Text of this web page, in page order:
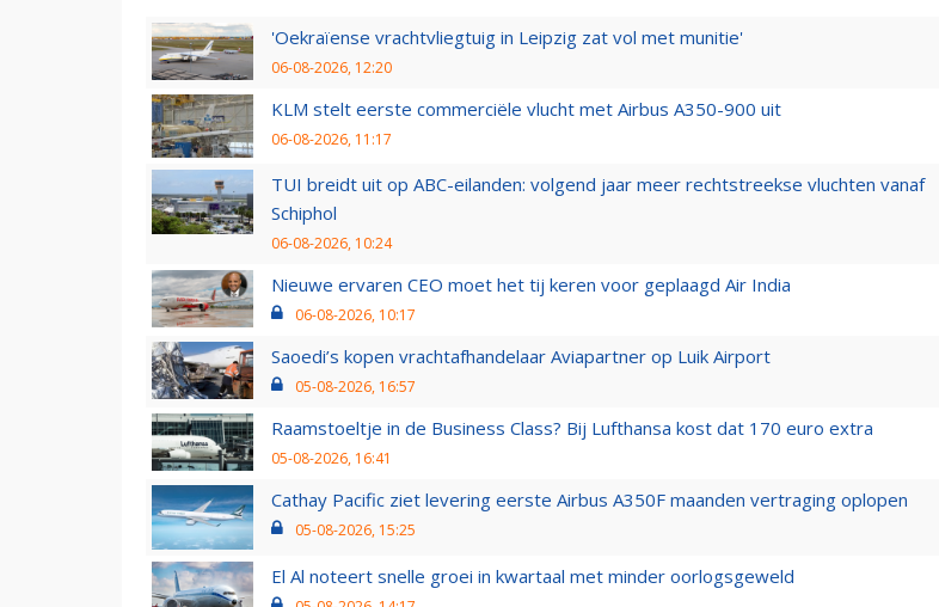
'Oekraïense vrachtvliegtuig in Leipzig zat vol met munitie'
06-08-2026, 12:20
KLM stelt eerste commerciële vlucht met Airbus A350-900 uit
06-08-2026, 11:17
TUI breidt uit op ABC-eilanden: volgend jaar meer rechtstreekse vluchten vanaf
Schiphol
06-08-2026, 10:24
Nieuwe ervaren CEO moet het tij keren voor geplaagd Air India
06-08-2026, 10:17
Saoedi’s kopen vrachtafhandelaar Aviapartner op Luik Airport
05-08-2026, 16:57
Raamstoeltje in de Business Class? Bij Lufthansa kost dat 170 euro extra
05-08-2026, 16:41
Cathay Pacific ziet levering eerste Airbus A350F maanden vertraging oplopen
05-08-2026, 15:25
El Al noteert snelle groei in kwartaal met minder oorlogsgeweld